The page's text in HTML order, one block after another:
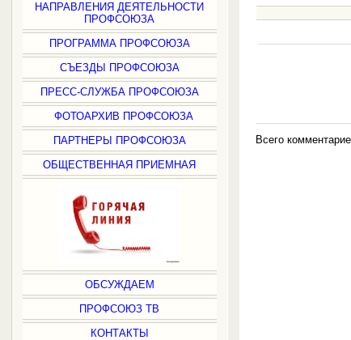
НАПРАВЛЕНИЯ ДЕЯТЕЛЬНОСТИ
ПРОФСОЮЗА
ПРОГРАММА ПРОФСОЮЗА
СЪЕЗДЫ ПРОФСОЮЗА
ПРЕСС-СЛУЖБА ПРОФСОЮЗА
ФОТОАРХИВ ПРОФСОЮЗА
ПАРТНЕРЫ ПРОФСОЮЗА
ОБЩЕСТВЕННАЯ ПРИЕМНАЯ
ОБСУЖДАЕМ
ПРОФСОЮЗ ТВ
КОНТАКТЫ
Всего